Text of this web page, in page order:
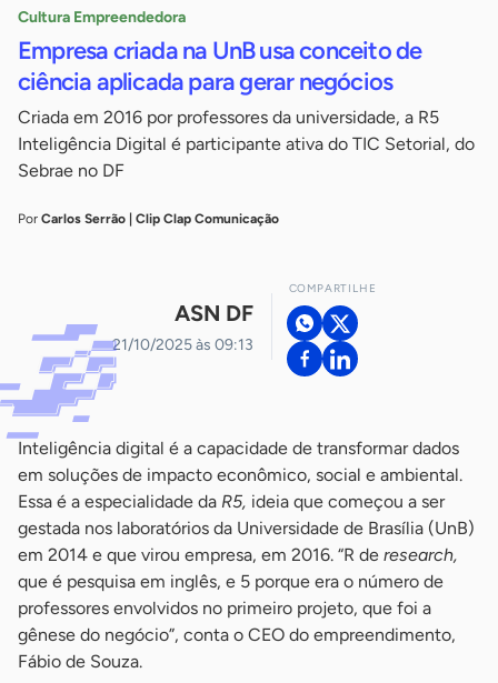
Cultura Empreendedora
Empresa criada na UnB usa conceito de
ciência aplicada para gerar negócios
Criada em 2016 por professores da universidade, a R5
Inteligência Digital é participante ativa do TIC Setorial, do
Sebrae no DF
Por Carlos Serrão | Clip Clap Comunicação
ASN DF
21/10/2025 às 09:13
COMPARTILHE
Inteligência digital é a capacidade de transformar dados
em soluções de impacto econômico, social e ambiental.
Essa é a especialidade da R5, ideia que começou a ser
gestada nos laboratórios da Universidade de Brasília (UnB)
em 2014 e que virou empresa, em 2016. “R de research,
que é pesquisa em inglês, e 5 porque era o número de
professores envolvidos no primeiro projeto, que foi a
gênese do negócio”, conta o CEO do empreendimento,
Fábio de Souza.